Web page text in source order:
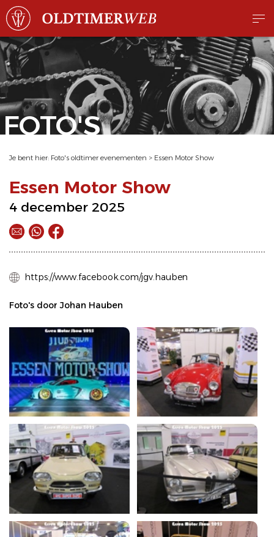
FOTO'S
Je bent hier: Foto's oldtimer evenementen > Essen Motor Show
Essen Motor Show
4 december 2025
https://www.facebook.com/jgv.hauben
Foto's door Johan Hauben